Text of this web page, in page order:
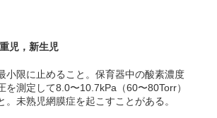
児，新生児
小限に止めること。保育器中の酸素濃度
を測定して8.0〜10.7kPa（60〜80Torr）
。未熟児網膜症を起こすことがある 。